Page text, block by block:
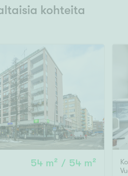
kohteita
54 m² / 54 m²